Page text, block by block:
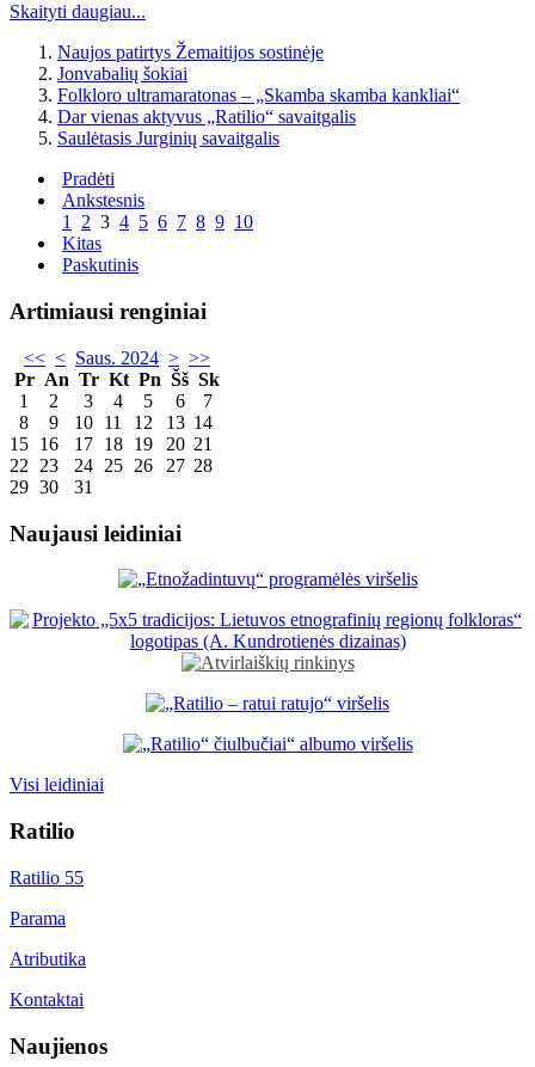
Skaityti daugiau...
Naujos patirtys Žemaitijos sostinėje
Jonvabalių šokiai
Folkloro ultramaratonas – „Skamba skamba kankliai“
Dar vienas aktyvus „Ratilio“ savaitgalis
Saulėtasis Jurginių savaitgalis
Pradėti
Ankstesnis
1 2 3 4 5 6 7 8 9 10
Kitas
Paskutinis
Artimiausi renginiai
<< < Saus. 2024 > >>
Pr An Tr Kt Pn Šš Sk
1
2 3 4 5 6
7
8
9 10 11 12 13 14
15 16 17 18 19 20 21
22
23 24 25 26 27 28
29 30 31
Naujausi leidiniai
Visi leidiniai
Ratilio
Ratilio 55
Parama
Atributika
Kontaktai
Naujienos